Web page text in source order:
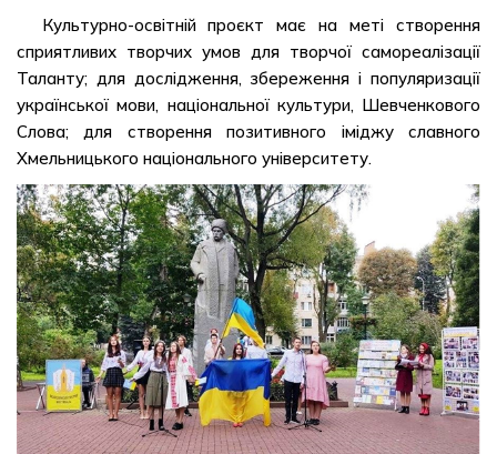
Культурно-освітній проєкт має на меті створення
сприятливих творчих умов для творчої самореалізації
Таланту; для дослідження, збереження і популяризації
української мови, національної культури, Шевченкового
Слова; для створення позитивного іміджу славного
Хмельницького національного університету.